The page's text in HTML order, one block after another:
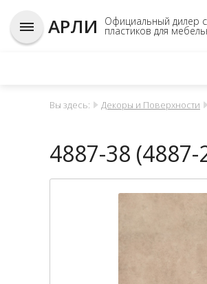
АРЛИ Официальный дилер
пластиков для
Вы здесь: Декоры и Поверхности
4887-38 (4887-